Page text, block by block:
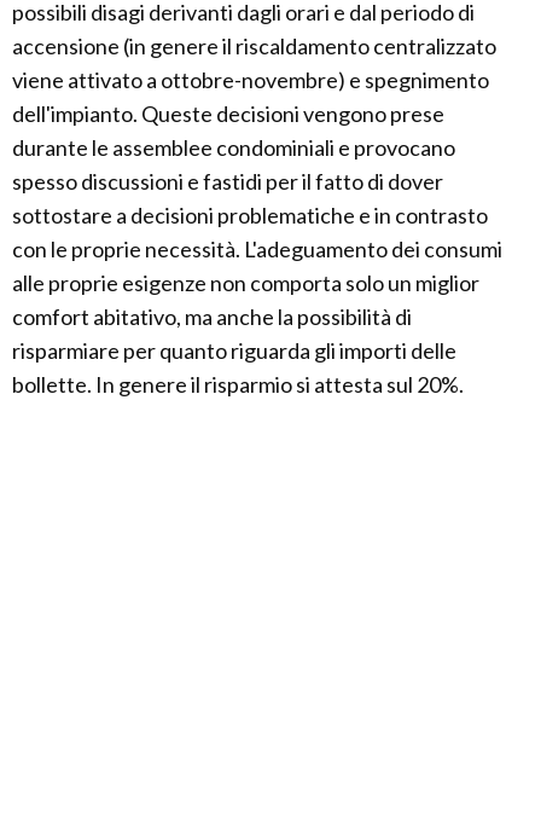
possibili disagi derivanti dagli orari e dal periodo di
accensione (in genere il riscaldamento centralizzato
viene attivato a ottobre-novembre) e spegnimento
dell'impianto. Queste decisioni vengono prese
durante le assemblee condominiali e provocano
spesso discussioni e fastidi per il fatto di dover
sottostare a decisioni problematiche e in contrasto
con le proprie necessità. L'adeguamento dei consumi
alle proprie esigenze non comporta solo un miglior
comfort abitativo, ma anche la possibilità di
risparmiare per quanto riguarda gli importi delle
bollette. In genere il risparmio si attesta sul 20%.